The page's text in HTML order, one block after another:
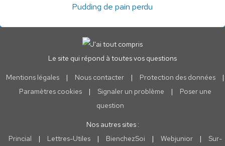
Pudding de pain perdu
Le site qui répond à toutes vos questions
Mentions légales | Nous contacter | Protection des données
|
Paramètres cookies
| Signaler un problème |
Poser une
question
Nos autres sites :
Princial
| Lettres-Utiles | BienchezSoi | Webjunior | Sur-